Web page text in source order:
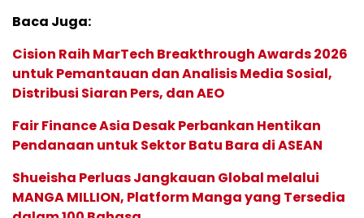
Baca Juga:
Cision Raih MarTech Breakthrough Awards 2026
untuk Pemantauan dan Analisis Media Sosial,
Distribusi Siaran Pers, dan AEO
Fair Finance Asia Desak Perbankan Hentikan
Pendanaan untuk Sektor Batu Bara di ASEAN
Shueisha Perluas Jangkauan Global melalui
MANGA MILLION, Platform Manga yang Tersedia